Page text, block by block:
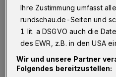
Von Jörn Koldehoff
Ihre Zustimmung umfasst
rundschau.de-Seiten und
1 lit. a DSGVO auch die
des EWR, z.B. in den USA
Wir und unsere Partner
Folgendes bereitzustellen: